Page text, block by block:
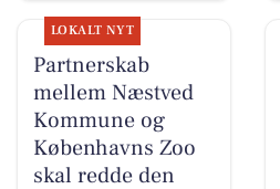
LOKALT NYT
Partnerskab
mellem Næstved
Kommune og
Københavns Zoo
skal redde den